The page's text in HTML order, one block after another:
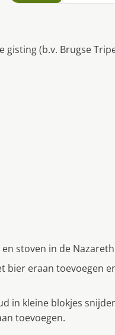
gisting (b.v. Brugse
stoven in de
bier eraan toevoegen
in kleine blokjes
toevoegen.